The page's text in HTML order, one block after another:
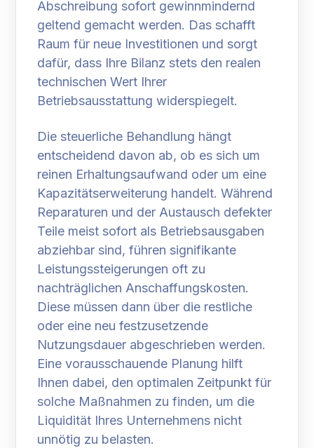
Abschreibung sofort gewinnmindernd
geltend gemacht werden. Das schafft
Raum für neue Investitionen und sorgt
dafür, dass Ihre Bilanz stets den realen
technischen Wert Ihrer
Betriebsausstattung widerspiegelt.
Die steuerliche Behandlung hängt
entscheidend davon ab, ob es sich um
reinen Erhaltungsaufwand oder um eine
Kapazitätserweiterung handelt. Während
Reparaturen und der Austausch defekter
Teile meist sofort als Betriebsausgaben
abziehbar sind, führen signifikante
Leistungssteigerungen oft zu
nachträglichen Anschaffungskosten.
Diese müssen dann über die restliche
oder eine neu festzusetzende
Nutzungsdauer abgeschrieben werden.
Eine vorausschauende Planung hilft
Ihnen dabei, den optimalen Zeitpunkt für
solche Maßnahmen zu finden, um die
Liquidität Ihres Unternehmens nicht
unnötig zu belasten.